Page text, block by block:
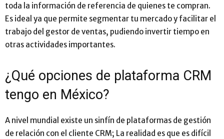
toda la información de referencia de quienes te compran.
Es ideal ya que permite segmentar tu mercado y facilitar el
trabajo del gestor de ventas, pudiendo invertir tiempo en
otras actividades importantes.
¿Qué opciones de plataforma CRM
tengo en México?
A nivel mundial existe un sinfín de plataformas de gestión
de relación con el cliente CRM; La realidad es que es difícil